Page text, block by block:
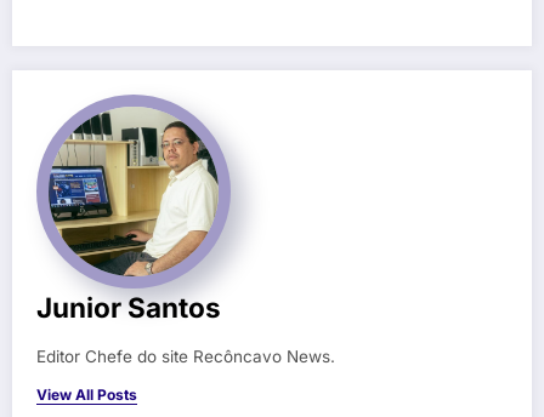
Junior Santos
Editor Chefe do site Recôncavo News.
View All Posts